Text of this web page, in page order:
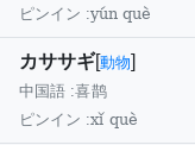
ピンイン :yún què
カササギ[動物]
中国語 :喜鹊
ピンイン :xǐ què